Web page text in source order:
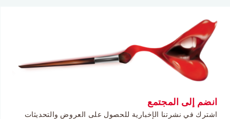
انضم إلى المجتمع
اشترك في نشرتنا الإخبارية للحصول على العروض والتحديثات